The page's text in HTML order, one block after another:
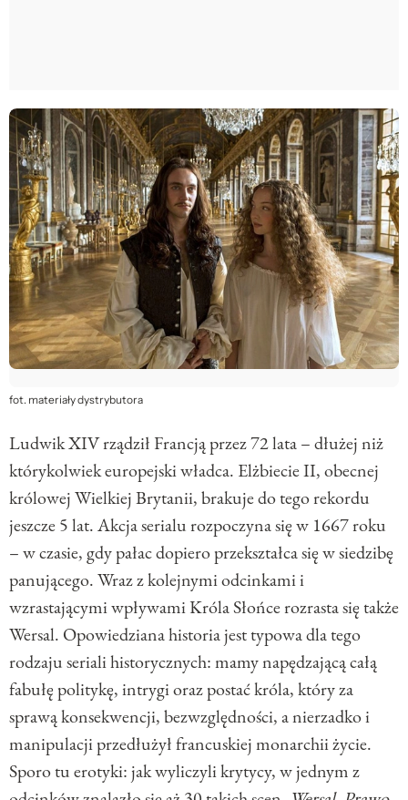
fot. materiały dystrybutora
Ludwik XIV rządził Francją przez 72 lata – dłużej niż
którykolwiek europejski władca. Elżbiecie II, obecnej
królowej Wielkiej Brytanii, brakuje do tego rekordu
jeszcze 5 lat. Akcja serialu rozpoczyna się w 1667 roku
– w czasie, gdy pałac dopiero przekształca się w siedzibę
panującego. Wraz z kolejnymi odcinkami i
wzrastającymi wpływami Króla Słońce rozrasta się także
Wersal. Opowiedziana historia jest typowa dla tego
rodzaju seriali historycznych: mamy napędzającą całą
fabułę politykę, intrygi oraz postać króla, który za
sprawą konsekwencji, bezwzględności, a nierzadko i
manipulacji przedłużył francuskiej monarchii życie.
Sporo tu erotyki: jak wyliczyli krytycy, w jednym z